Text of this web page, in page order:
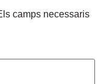
camps necessaris